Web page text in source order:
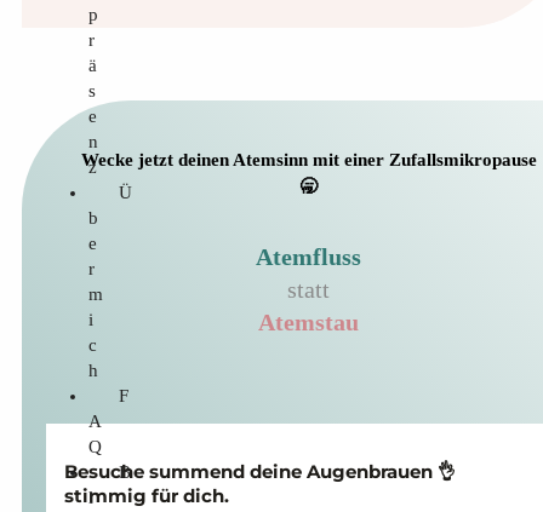
p
r
ä
s
e
n
z
Ü
b
e
r
m
i
c
h
F
A
Q
B
l
Wecke jetzt deinen Atemsinn mit einer Zufallsmikropause
🥱
Atemfluss
statt
Atemstau
Besuche summend deine Augen­brauen 👌
stimmig für dich.